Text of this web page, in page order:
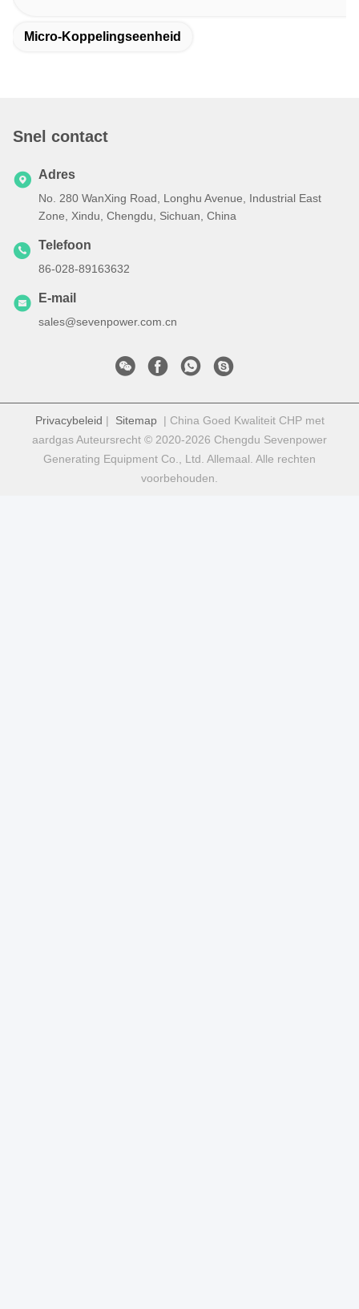
Micro-Koppelingseenheid
Snel contact
Adres
No. 280 WanXing Road, Longhu Avenue, Industrial East
Zone, Xindu, Chengdu, Sichuan, China
Telefoon
86-028-89163632
E-mail
sales@sevenpower.com.cn
Privacybeleid | Sitemap| China Goed Kwaliteit CHP met
aardgas Auteursrecht © 2020-2026 Chengdu Sevenpower
Generating Equipment Co., Ltd. Allemaal. Alle rechten
voorbehouden.